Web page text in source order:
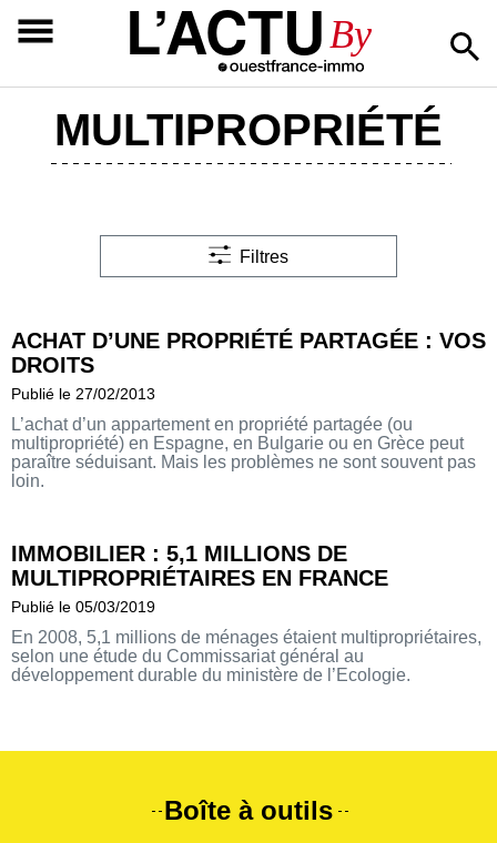
L’ACTUBy
MULTIPROPRIÉTÉ
ACHAT D’UNE PROPRIÉTÉ PARTAGÉE : VOS
DROITS
Publié le 27/02/2013
L’achat d’un appartement en propriété partagée (ou
multipropriété) en Espagne, en Bulgarie ou en Grèce peut
paraître séduisant. Mais les problèmes ne sont souvent pas
loin.
IMMOBILIER : 5,1 MILLIONS DE
MULTIPROPRIÉTAIRES EN FRANCE
Publié le 05/03/2019
En 2008, 5,1 millions de ménages étaient multipropriétaires,
selon une étude du Commissariat général au
développement durable du ministère de l’Ecologie.
Filtres
Boîte à outils